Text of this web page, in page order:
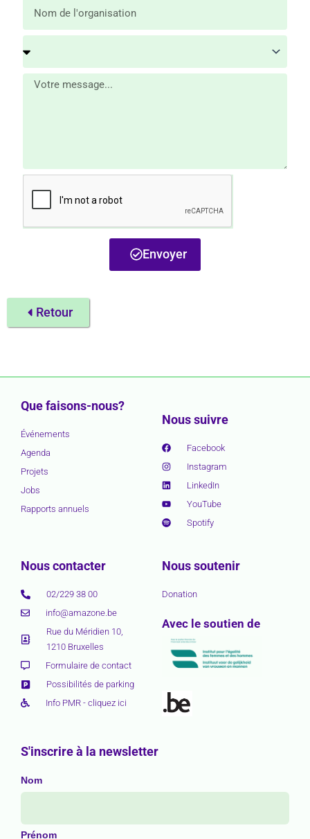
Envoyer
Retour
Que faisons-nous?
Événements
Agenda
Projets
Jobs
Rapports annuels
Nous suivre
Facebook
Instagram
LinkedIn
YouTube
Spotify
Nous contacter
02/229 38 00
info@amazone.be
Rue du Méridien 10,
1210 Bruxelles
Formulaire de contact
Possibilités de parking
Info PMR - cliquez ici
Nous soutenir
Donation
Avec le soutien de
S'inscrire à la newsletter
Nom
Prénom